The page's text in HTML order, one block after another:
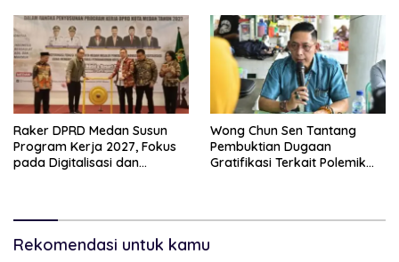
Belawan
Raker DPRD Medan Susun
Program Kerja 2027, Fokus
pada Digitalisasi dan
Wong Chun Sen Tantang
Pembuktian Dugaan
Gratifikasi Terkait Polemik
Rekomendasi untuk kamu